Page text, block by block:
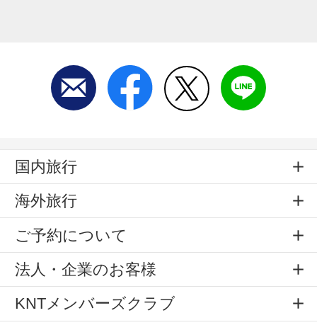
国内旅行
海外旅行
ご予約について
法人・企業のお客様
KNTメンバーズクラブ